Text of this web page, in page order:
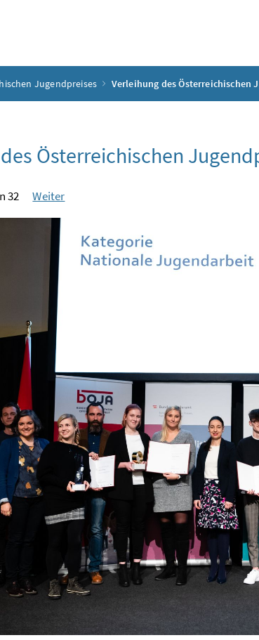
Jugendpreises Verleihung des Österreichischen
Österreichischen
32 Weiter